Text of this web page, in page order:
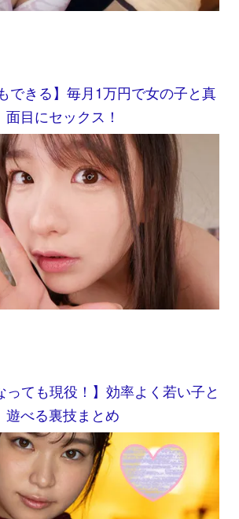
できる】毎月1万円で女の子と真
面目にセックス！
っても現役！】効率よく若い子と
遊べる裏技まとめ